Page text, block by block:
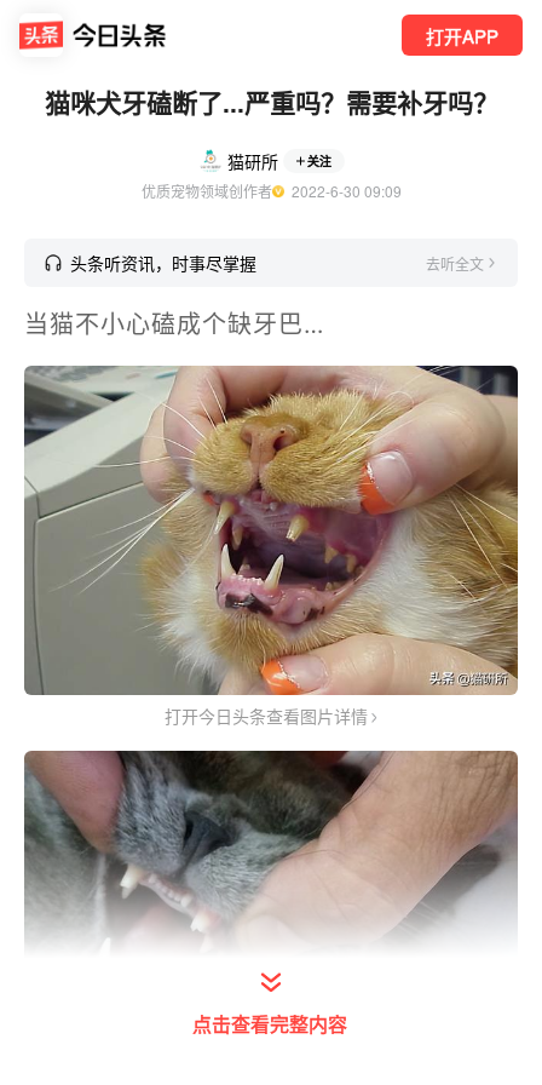
打开APP
猫咪犬牙磕断了...严重吗？需要补牙吗？
猫研所 关注
优质宠物领域创作者
  2022-6-30 09:09
头条听资讯，时事尽掌握 去听全文
当猫不小心磕成个缺牙巴…
打开今日头条查看图片详情
点击查看完整内容